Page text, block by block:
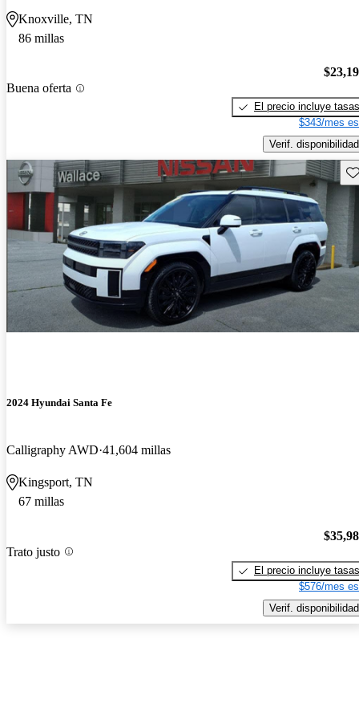
Knoxville, TN
86 millas
Buena oferta
El precio incluye tasas
$343/mes
Verif. disponibilidad
2024 Hyundai Santa Fe
Calligraphy AWD 41,604 millas
Kingsport, TN
67 millas
Trato justo
El precio incluye tasas
$576/mes
Verif. disponibilidad